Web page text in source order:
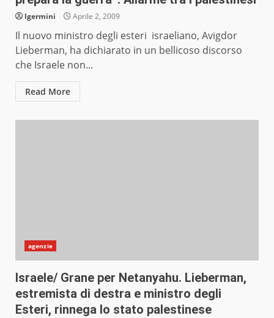
lgermini Aprile 2, 2009
Il nuovo ministro degli esteri israeliano, Avigdor
Lieberman, ha dichiarato in un bellicoso discorso
che Israele non...
Read More
agenzie
Israele/ Grane per Netanyahu. Lieberman,
estremista di destra e ministro degli
Esteri, rinnega lo stato palestinese